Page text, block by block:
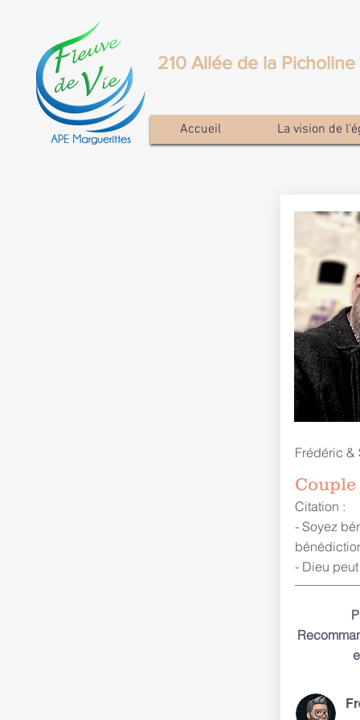
210 Allée de la
Accueil La vision de
Frédéric &
Citation :
- Soyez
- Dieu